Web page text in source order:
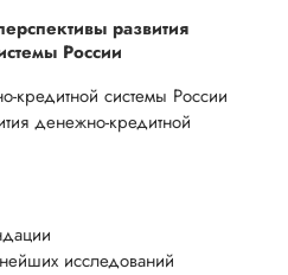
развития
России
системы России
денежно-кредитной
исследований